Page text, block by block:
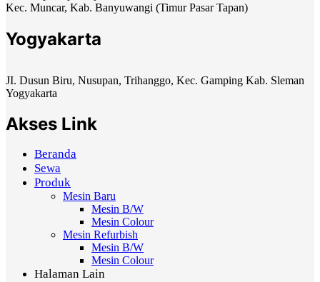
Kec. Muncar, Kab. Banyuwangi (Timur Pasar Tapan)
Yogyakarta
JI. Dusun Biru, Nusupan, Trihanggo, Kec. Gamping Kab. Sleman
Yogyakarta
Akses Link
Beranda
Sewa
Produk
Mesin Baru
Mesin B/W
Mesin Colour
Mesin Refurbish
Mesin B/W
Mesin Colour
Halaman Lain